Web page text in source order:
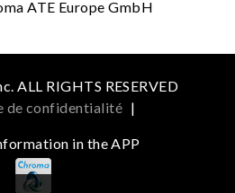
ATE Europe GmbH
ALL RIGHTS RESERVED
de confidentialité |
in the APP